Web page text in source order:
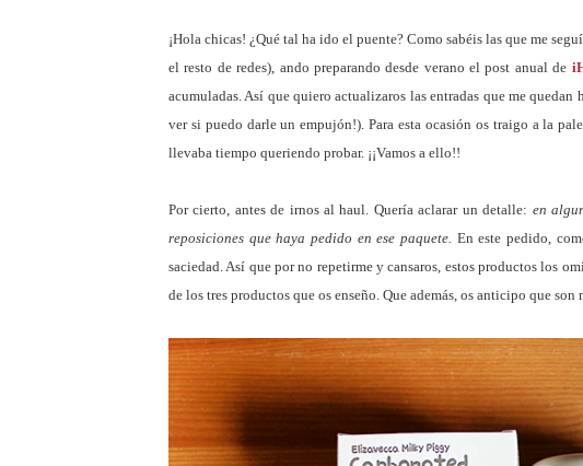
¡Hola chicas! ¿Qué tal ha ido el puente? Como sabéis las que me
el resto de redes), ando preparando desde verano el post anual de
acumuladas. Así que quiero actualizaros las entradas que me
ver si puedo darle un empujón!). Para esta ocasión os traigo a la
llevaba tiempo queriendo probar. ¡¡Vamos a ello!!
Por cierto, antes de irnos al haul. Quería aclarar un detalle: en
reposiciones que haya pedido en ese paquete. En este pedido,
saciedad. Así que por no repetirme y cansaros, estos productos los
de los tres productos que os enseño. Que además, os anticipo que son